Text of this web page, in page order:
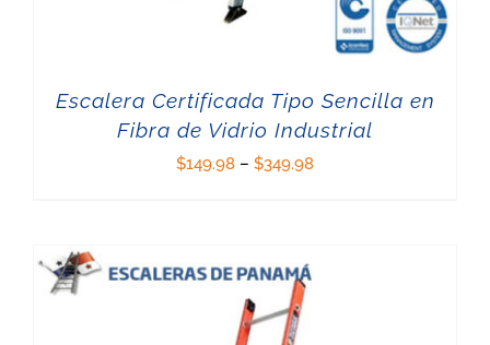
Escalera Certificada Tipo Sencilla en
Fibra de Vidrio Industrial
$149.98 – $349.98